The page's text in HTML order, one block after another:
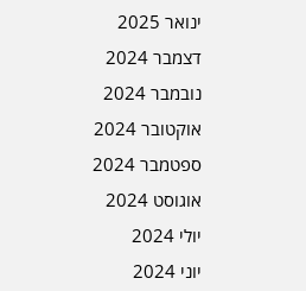
ינואר 2025
דצמבר 2024
נובמבר 2024
אוקטובר 2024
ספטמבר 2024
אוגוסט 2024
יולי 2024
יוני 2024